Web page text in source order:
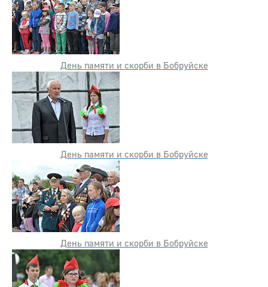
День памяти и скорби в Бобруйске
День памяти и скорби в Бобруйске
День памяти и скорби в Бобруйске